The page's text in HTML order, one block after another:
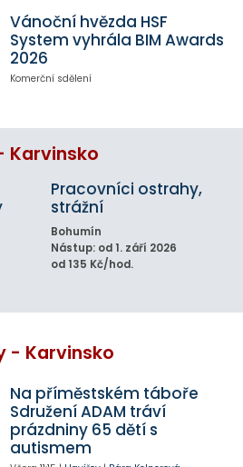
Vánoční hvězda HSF
System vyhrála BIM Awards
2026
Komerční sdělení
Karvinsko
Pracovníci ostrahy,
strážní
Bohumín
Nástup: od 1. září 2026
od 135 Kč/hod.
- Karvinsko
Na příměstském táboře
Sdružení ADAM tráví
prázdniny 65 dětí s
autismem